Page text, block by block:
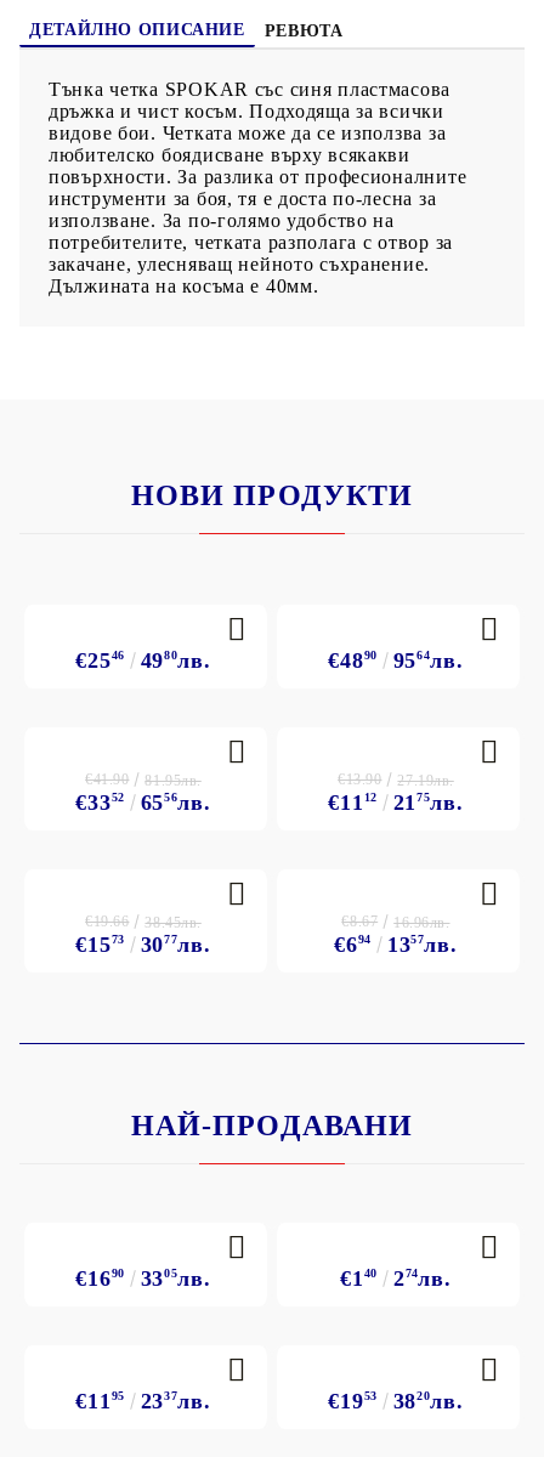
ДЕТАЙЛНО ОПИСАНИЕ РЕВЮТА
Тънка четка SPOKAR със синя пластмасова
дръжка и чист косъм. Подходяща за всички
видове бои. Четката може да се използва за
любителско боядисване върху всякакви
повърхности. За разлика от професионалните
инструменти за боя, тя е доста по-лесна за
използване. За по-голямо удобство на
потребителите, четката разполага с отвор за
закачане, улесняващ нейното съхранение.
Дължината на косъма е 40мм.
НОВИ ПРОДУКТИ
€2546 4980лв. €4890 9564лв.
€3352 6556лв.
€41.90 81.95лв.
€11 12 2175лв.
€13.90 27.19лв.
€1573 3077лв.
€19.66 38.45лв.
€694 1357лв.
€8.67 16.96лв.
НАЙ-ПРОДАВАНИ
€1690 3305лв. €1 40 274лв.
€11 95 2337лв. €1953 3820лв.